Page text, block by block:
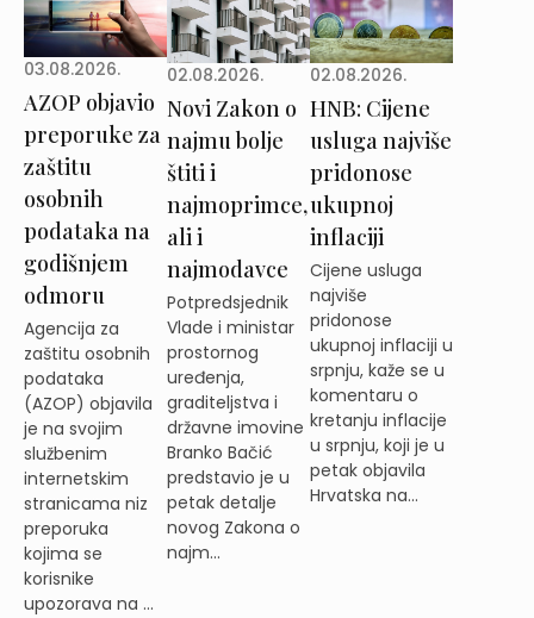
03.08.2026.
AZOP objavio
preporuke za
zaštitu
osobnih
podataka na
godišnjem
odmoru
Agencija za
zaštitu osobnih
podataka
(AZOP) objavila
je na svojim
službenim
internetskim
stranicama niz
preporuka
kojima se
korisnike
upozorava na ...
02.08.2026.
Novi Zakon o
najmu bolje
štiti i
najmoprimce,
ali i
najmodavce
Potpredsjednik
Vlade i ministar
prostornog
uređenja,
graditeljstva i
državne imovine
Branko Bačić
predstavio je u
petak detalje
novog Zakona o
najm...
02.08.2026.
HNB: Cijene
usluga najviše
pridonose
ukupnoj
inflaciji
Cijene usluga
najviše
pridonose
ukupnoj inflaciji u
srpnju, kaže se u
komentaru o
kretanju inflacije
u srpnju, koji je u
petak objavila
Hrvatska na...